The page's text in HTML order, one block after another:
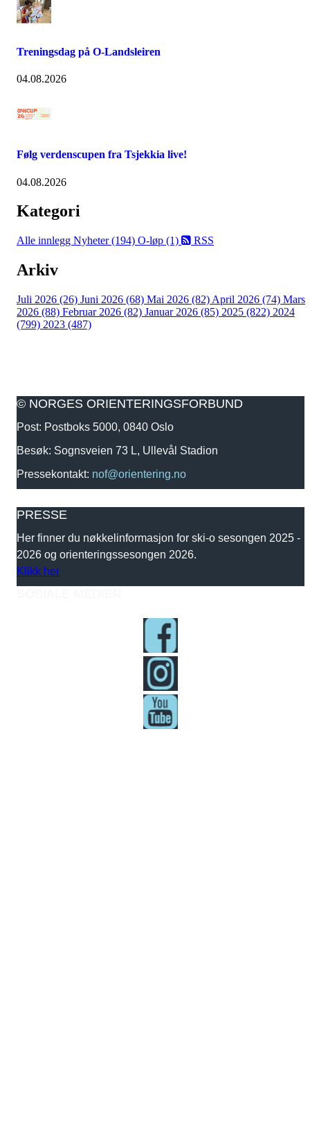
Treningsdag på O-Landsleiren
04.08.2026
Følg verdenscupen fra Tsjekkia live!
04.08.2026
Kategori
Alle innlegg Nyheter (194) O-løp (1) RSS
Arkiv
Juli 2026 (26) Juni 2026 (68) Mai 2026 (82) April 2026 (74) Mars
2026 (88) Februar 2026 (82) Januar 2026 (85) 2025 (822) 2024
(799) 2023 (487)
© NORGES ORIENTERINGSFORBUND
Post: Postboks 5000, 0840 Oslo
Besøk: Sognsveien 73 L, Ullevål Stadion
Pressekontakt: nof@orientering.no
PRESSE
Her finner du nøkkelinformasjon for ski-o sesongen 2025 -
2026 og orienteringssesongen 2026.
Klikk her